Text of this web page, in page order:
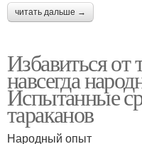
читать дальше →
Избавиться от
навсегда
Испытанные
тараканов
Народный опыт